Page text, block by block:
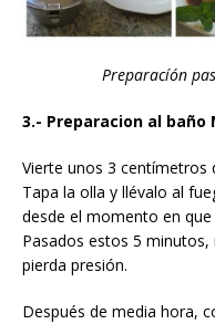
Preparacíón
3.- Preparacion al baño
Vierte unos 3 centímetros
Tapa la olla y llévalo al
desde el momento en
Pasados estos 5
pierda presión.
Después de media hora,